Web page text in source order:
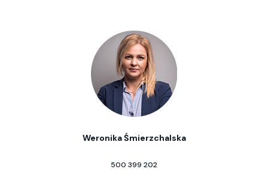
Weronika Śmierzchalska
500 399 202